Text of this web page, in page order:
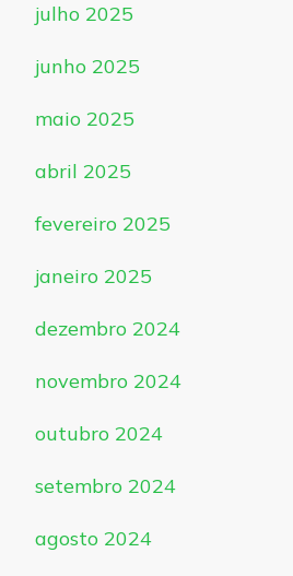
julho 2025
junho 2025
maio 2025
abril 2025
fevereiro 2025
janeiro 2025
dezembro 2024
novembro 2024
outubro 2024
setembro 2024
agosto 2024